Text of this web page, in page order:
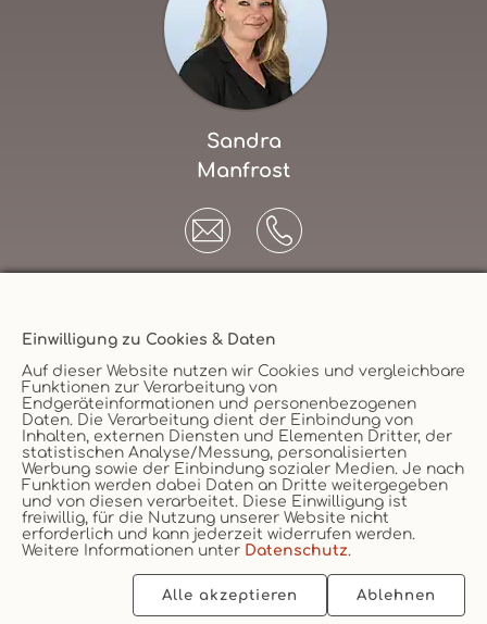
Einwilligung zu Cookies & Daten
Auf dieser Website nutzen wir Cookies und vergleichbare
Funktionen zur Verarbeitung von
Endgeräteinformationen und personenbezogenen
Daten. Die Verarbeitung dient der Einbindung von
Inhalten, externen Diensten und Elementen Dritter, der
statistischen Analyse/Messung, personalisierten
Werbung sowie der Einbindung sozialer Medien. Je nach
Funktion werden dabei Daten an Dritte weitergegeben
und von diesen verarbeitet. Diese Einwilligung ist
freiwillig, für die Nutzung unserer Website nicht
erforderlich und kann jederzeit widerrufen werden.
Weitere Informationen unter Datenschutz.
Alle akzeptieren Ablehnen
Sandra
Manfrost
Versicherungsmakler
Vertrag widerruf
Unternehmen
AGB
Datenschutz
Impressum
Erstinformation
Cookie
2026 © vs vergleichen-und-sparen GmbH